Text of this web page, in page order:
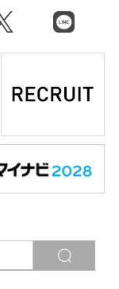
X（旧Twitter） LINE